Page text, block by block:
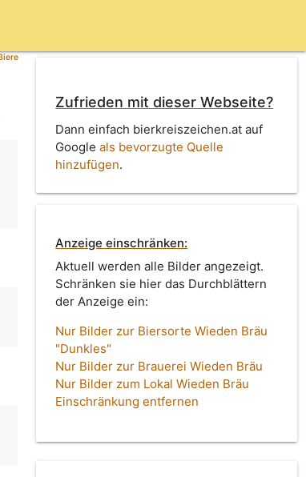
Zufrieden mit dieser Webseite?
Dann einfach bierkreiszeichen.at auf
Googleals bevorzugte Quelle
hinzufügen.
Anzeige einschränken:
Aktuell werden alle Bilder angezeigt.
Schränken sie hier das Durchblättern
der Anzeige ein:
Nur Bilder zur Biersorte Wieden Bräu
"Dunkles"
Nur Bilder zur Brauerei Wieden Bräu
Nur Bilder zum Lokal Wieden Bräu
Einschränkung entfernen